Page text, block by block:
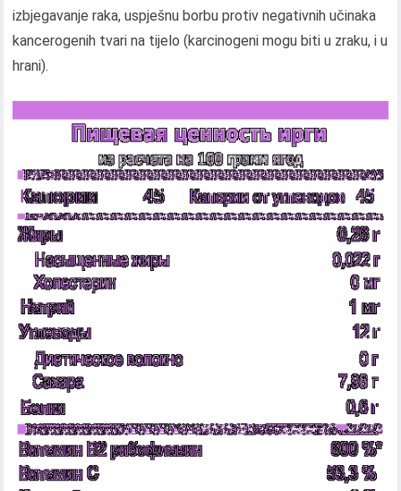
izbjegavanje raka, uspješnu borbu protiv negativnih učinaka
kancerogenih tvari na tijelo (karcinogeni mogu biti u zraku, i u
hrani).